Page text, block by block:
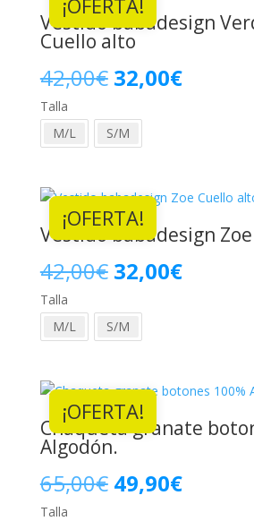
¡OFERTA!
Vestido babadesign
Cuello alto
42,00€ El
precio
original
42,00€.
32,00€El
32,00€.
Talla
M/L
S/M
¡OFERTA!
Vestido babadesign
42,00€ El
precio
original
42,00€.
32,00€El
32,00€.
Talla
M/L
S/M
¡OFERTA!
Chaqueta granate
Algodón.
65,00€ El
49,90€El
Talla